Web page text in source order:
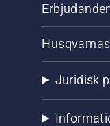
Juridisk